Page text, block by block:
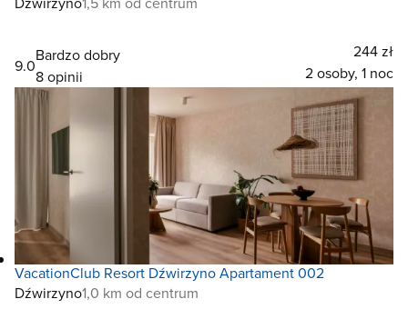
9.0
Bardzo dobry
8 opinii
244 zł
2 osoby, 1 noc
VacationClub Resort Dźwirzyno Apartament 002
Dźwirzyno1,0 km od centrum